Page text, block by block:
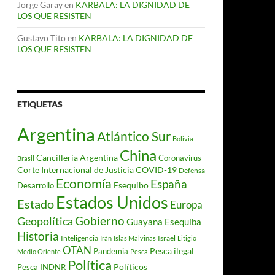
Jorge Garayen KARBALA: LA DIGNIDAD DE
LOS QUE RESISTEN
Gustavo Titoen KARBALA: LA DIGNIDAD DE
LOS QUE RESISTEN
ETIQUETAS
Argentina Atlántico Sur Bolivia
Brasil Cancillería Argentina China Coronavirus
Corte Internacional de JusticiaCOVID-19 Defensa
Desarrollo Economía Esequibo España
Estado Estados Unidos Europa
GeopolíticaGobierno Guayana Esequiba
Historia Inteligencia Irán Islas Malvinas Israel Litigio
Medio Oriente OTAN Pandemia Pesca Pesca ilegal
Pesca INDNR Política Políticos